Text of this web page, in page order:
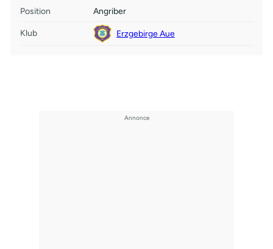
Position Angriber
Klub Erzgebirge Aue